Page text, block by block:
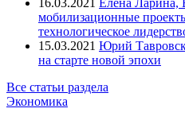
мобилизационные
технологическое
15.03.2021 Юрий
на старте новой эпохи
Все статьи раздела
Экономика